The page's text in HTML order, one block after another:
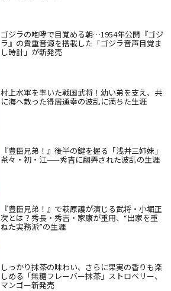
ゴジラの咆哮で目覚める朝…1954年公開『ゴジ
ラ』の貴重音源を搭載した「ゴジラ音声目覚ま
し時計」が新発売
村上水軍を率いた戦国武将！幼い弟を支え、共
に海へ散った得居通幸の波乱に満ちた生涯
『豊臣兄弟！』後半の鍵を握る「浅井三姉妹」
茶々・初・江——秀吉に翻弄された波乱の生涯
『豊臣兄弟！』で萩原護が演じる武将・小堀正
次とは？秀長・秀吉・家康が重用、“出家を重
ねた実務派”の生涯
しっかり抹茶の味わい、さらに果実の香りも楽
しめる「無糖フレーバー抹茶」ストロベリー、
マンゴー新発売